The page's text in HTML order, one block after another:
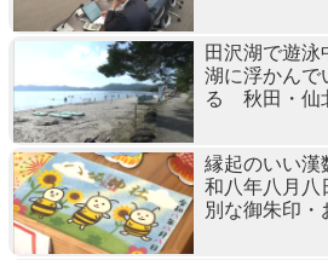
田沢湖で遊
湖に浮かんで
る 秋田・仙
縁起のいい漢
和八年八月
別な御朱印